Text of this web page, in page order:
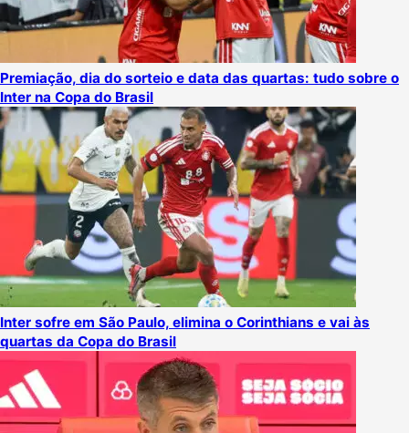
Premiação, dia do sorteio e data das quartas: tudo sobre o
Inter na Copa do Brasil
Inter sofre em São Paulo, elimina o Corinthians e vai às
quartas da Copa do Brasil